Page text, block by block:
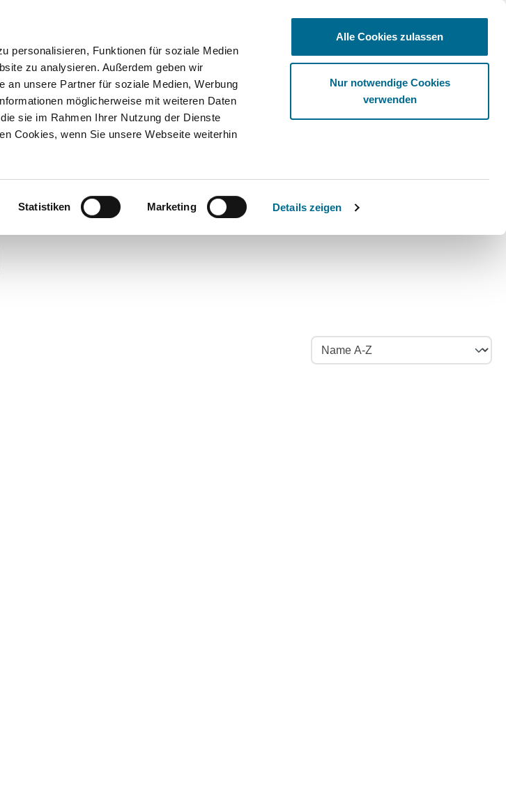
personalisieren, Funktionen für soziale Medien
zu analysieren. Außerdem geben wir
an unsere Partner für soziale Medien, Werbung
möglicherweise mit weiteren Daten
sie im Rahmen Ihrer Nutzung der Dienste
Cookies, wenn Sie unsere Webseite weiterhin
Statistiken Marketing Details zeigen
Alle Cookies zulassen
Nur notwendige Cookies
verwenden
Onlineshop